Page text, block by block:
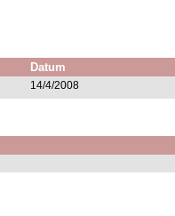
Datum
14/4/2008